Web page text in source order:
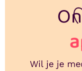
Wil je je